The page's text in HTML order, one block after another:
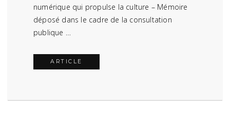
numérique qui propulse la culture – Mémoire
déposé dans le cadre de la consultation
publique …
ARTICLE